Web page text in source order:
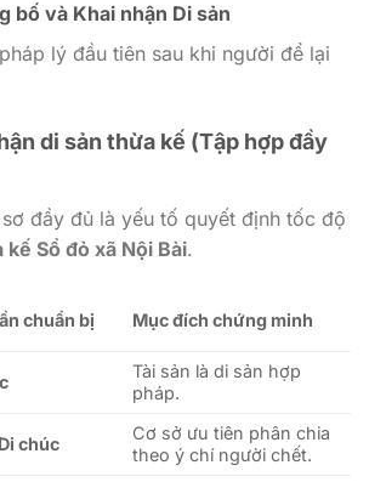
bố và Khai nhận Di sản
lý đầu tiên sau khi người để lại
di sản thừa kế (Tập hợp đầy
đầy đủ là yếu tố quyết định tốc độ
Sổ đỏ xã Nội Bài.
chuẩn bị Mục đích chứng minh
Tài sản là di sản hợp
pháp.
chúc
Cơ sở ưu tiên phân chia
theo ý chí người chết.